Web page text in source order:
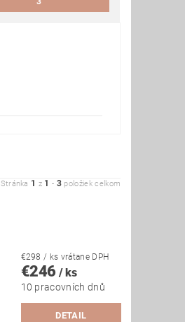
Stránka 1 z 1 - 3 položiek celkom
€298/ ks vrátane DPH
€246/ ks
10 pracovních dnů
DETAIL